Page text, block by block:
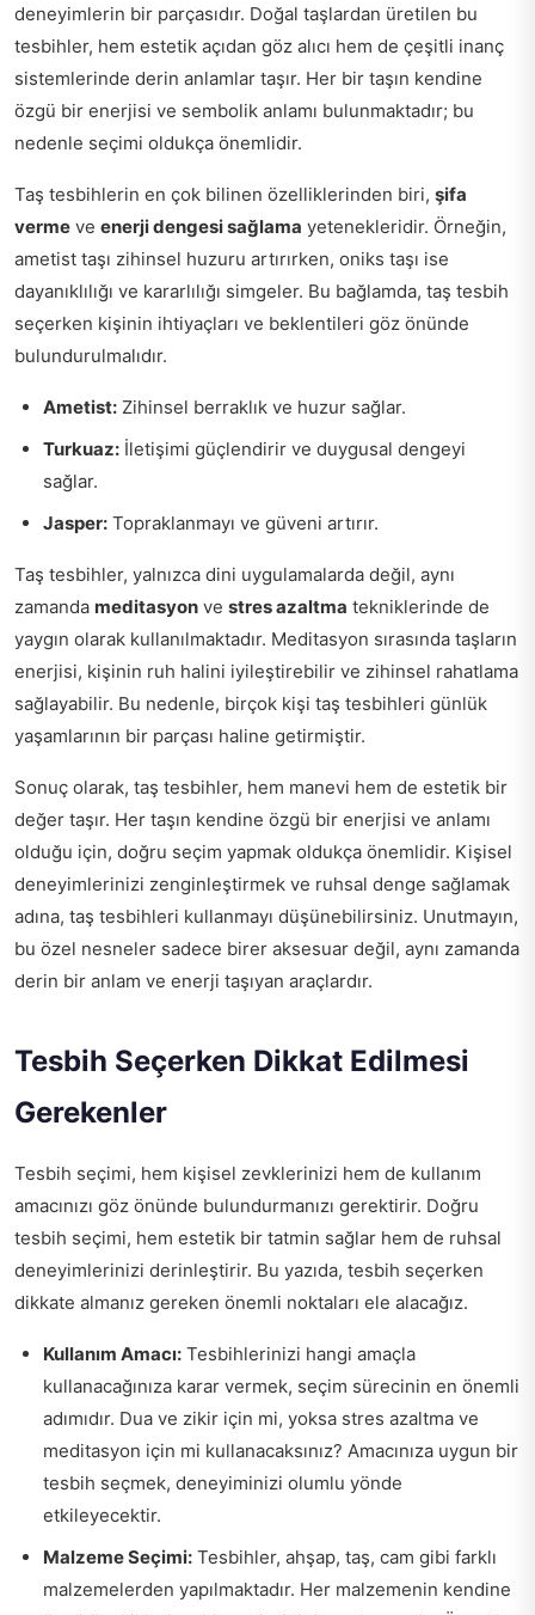
deneyimlerin bir parçasıdır. Doğal taşlardan üretilen bu
tesbihler, hem estetik açıdan göz alıcı hem de çeşitli inanç
sistemlerinde derin anlamlar taşır. Her bir taşın kendine
özgü bir enerjisi ve sembolik anlamı bulunmaktadır; bu
nedenle seçimi oldukça önemlidir.
Taş tesbihlerin en çok bilinen özelliklerinden biri, şifa
verme ve enerji dengesi sağlama yetenekleridir. Örneğin,
ametist taşı zihinsel huzuru artırırken, oniks taşı ise
dayanıklılığı ve kararlılığı simgeler. Bu bağlamda, taş tesbih
seçerken kişinin ihtiyaçları ve beklentileri göz önünde
bulundurulmalıdır.
Ametist: Zihinsel berraklık ve huzur sağlar.
Turkuaz: İletişimi güçlendirir ve duygusal dengeyi
sağlar.
Jasper: Topraklanmayı ve güveni artırır.
Taş tesbihler, yalnızca dini uygulamalarda değil, aynı
zamanda meditasyon ve stres azaltma tekniklerinde de
yaygın olarak kullanılmaktadır. Meditasyon sırasında taşların
enerjisi, kişinin ruh halini iyileştirebilir ve zihinsel rahatlama
sağlayabilir. Bu nedenle, birçok kişi taş tesbihleri günlük
yaşamlarının bir parçası haline getirmiştir.
Sonuç olarak, taş tesbihler, hem manevi hem de estetik bir
değer taşır. Her taşın kendine özgü bir enerjisi ve anlamı
olduğu için, doğru seçim yapmak oldukça önemlidir. Kişisel
deneyimlerinizi zenginleştirmek ve ruhsal denge sağlamak
adına, taş tesbihleri kullanmayı düşünebilirsiniz. Unutmayın,
bu özel nesneler sadece birer aksesuar değil, aynı zamanda
derin bir anlam ve enerji taşıyan araçlardır.
Tesbih Seçerken Dikkat Edilmesi
Gerekenler
Tesbih seçimi, hem kişisel zevklerinizi hem de kullanım
amacınızı göz önünde bulundurmanızı gerektirir. Doğru
tesbih seçimi, hem estetik bir tatmin sağlar hem de ruhsal
deneyimlerinizi derinleştirir. Bu yazıda, tesbih seçerken
dikkate almanız gereken önemli noktaları ele alacağız.
Kullanım Amacı: Tesbihlerinizi hangi amaçla
kullanacağınıza karar vermek, seçim sürecinin en önemli
adımıdır. Dua ve zikir için mi, yoksa stres azaltma ve
meditasyon için mi kullanacaksınız? Amacınıza uygun bir
tesbih seçmek, deneyiminizi olumlu yönde
etkileyecektir.
Malzeme Seçimi: Tesbihler, ahşap, taş, cam gibi farklı
malzemelerden yapılmaktadır. Her malzemenin kendine